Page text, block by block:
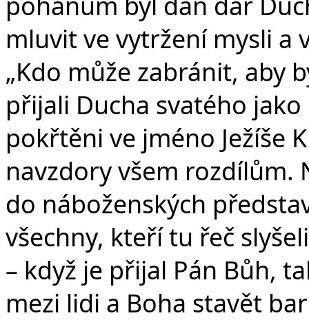
mluvit ve vytržení mysli a
„Kdo může zabránit, aby
přijali Ducha svatého jako
pokřtěni ve jméno Ježíše
navzdory všem rozdílům.
do náboženských
všechny, kteří tu řeč
– když je přijal Pán Bůh,
mezi lidi a Boha stavět